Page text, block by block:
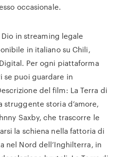
occasionale.
in streaming legale
in italiano su Chili,
Per ogni piattaforma
se puoi guardare in
del film: La Terra di
struggente storia d’amore,
Saxby, che trascorre le
la schiena nella fattoria di
nel Nord dell’Inghilterra, in